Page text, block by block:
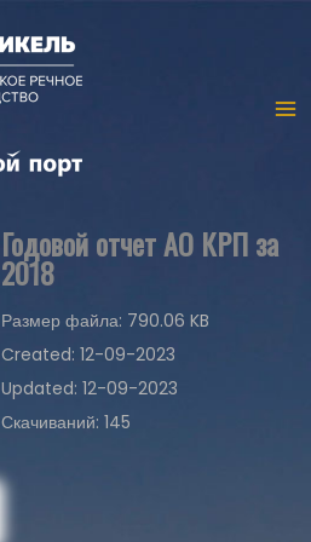
Годовой отчет АО КРП за
2018
Размер файла: 790.06 KB
Created: 12-09-2023
Updated: 12-09-2023
Скачиваний: 145